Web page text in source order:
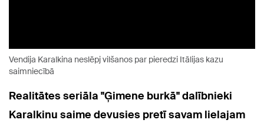
Vendija Karalkina neslēpj vilšanos par pieredzi Itālijas kazu
saimniecībā
Realitātes seriāla "Ģimene burkā" dalībnieki
Karalkinu saime devusies pretī savam lielajam